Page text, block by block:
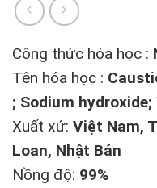
Công thức hóa học :
Tên hóa học :
; Sodium hydroxide;
Xuất xứ: Việt Nam,
Loan, Nhật Bản
Nồng độ: 99%